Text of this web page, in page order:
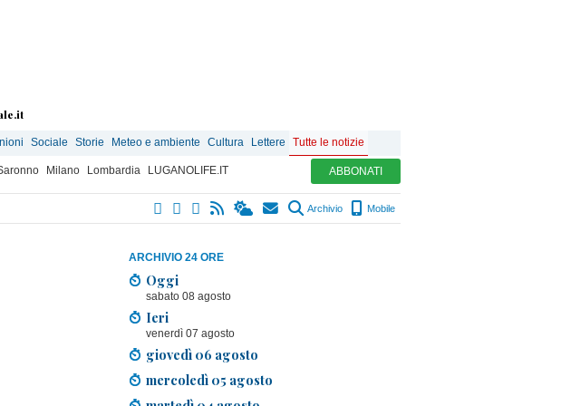
Sociale Storie Meteo e ambiente Cultura Lettere Tutte le notizie
Milano Lombardia LUGANOLIFE.IT ABBONATI
Archivio Mobile
ARCHIVIO 24 ORE
Oggi
sabato 08 agosto
Ieri
venerdì 07 agosto
giovedì 06 agosto
mercoledì 05 agosto